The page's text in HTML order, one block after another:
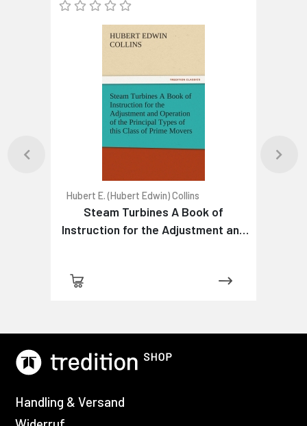
Hubert E. (Hubert Edwin) Collins
Steam Turbines A Book of
Instruction for the Adjustment and
Handling & Versand